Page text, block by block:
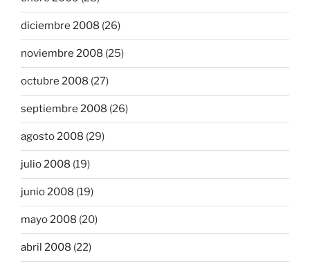
diciembre 2008 (26)
noviembre 2008 (25)
octubre 2008 (27)
septiembre 2008 (26)
agosto 2008 (29)
julio 2008 (19)
junio 2008 (19)
mayo 2008 (20)
abril 2008 (22)